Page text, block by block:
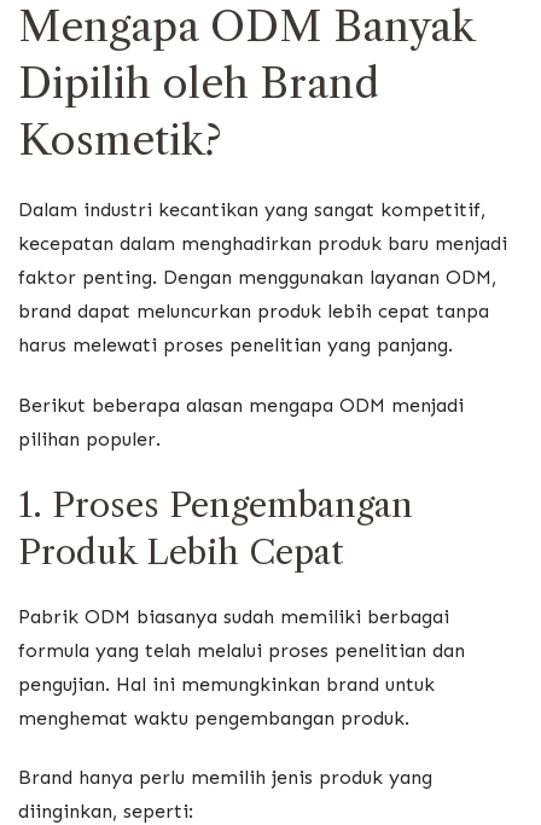
Mengapa ODM Banyak
Dipilih oleh Brand
Kosmetik?
Dalam industri kecantikan yang sangat kompetitif,
kecepatan dalam menghadirkan produk baru menjadi
faktor penting. Dengan menggunakan layanan ODM,
brand dapat meluncurkan produk lebih cepat tanpa
harus melewati proses penelitian yang panjang.
Berikut beberapa alasan mengapa ODM menjadi
pilihan populer.
1. Proses Pengembangan
Produk Lebih Cepat
Pabrik ODM biasanya sudah memiliki berbagai
formula yang telah melalui proses penelitian dan
pengujian. Hal ini memungkinkan brand untuk
menghemat waktu pengembangan produk.
Brand hanya perlu memilih jenis produk yang
diinginkan, seperti: